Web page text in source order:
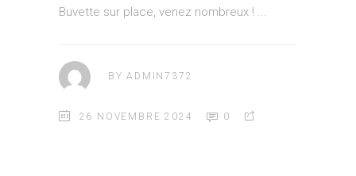
Buvette sur place, venez nombreux !
BYADMIN7372
26 NOVEMBRE 2024 0